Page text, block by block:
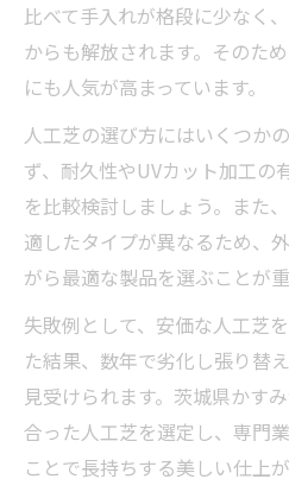
お手入れが楽になる
択肢
外構工事で人工芝を
コツ
雑草が気になる方へ外
外構工事で雑草対策
雑草防止に外構工事
用
外構工事で解決する
悩み
人工芝と外構工事
外構工事で雑草管理
置例
比べて手入れが格段に少なく
からも解放されます。そのた
にも人気が高まっています。
人工芝の選び方にはいくつか
ず、耐久性やUVカット加工の
を比較検討しましょう。また
適したタイプが異なるため、
がら最適な製品を選ぶことが重
失敗例として、安価な人工芝
た結果、数年で劣化し張り替
見受けられます。茨城県かす
合った人工芝を選定し、専門
ことで長持ちする美しい仕上